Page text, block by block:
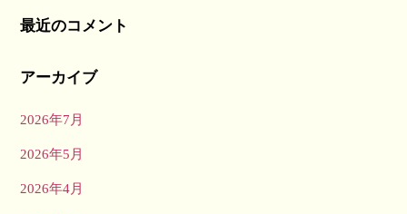
最近のコメント
アーカイブ
2026年7月
2026年5月
2026年4月